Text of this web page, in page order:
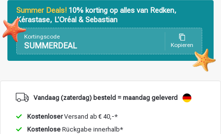
Stylingprodukte Haarfärbung
Summer Deals! 10% korting op alles van Redken,
Kérastase, L’Oréal & Sebastian
Kortingscode
SUMMERDEAL Kopieren
Vandaag (zaterdag) besteld = maandag geleverd
KostenloserVersand ab € 40,-*
Kostenlose Rückgabe innerhalb*